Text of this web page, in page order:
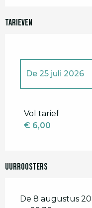
Tarieven
De 25 juli 2026
Vol tarief
€ 6,00
Uurroosters
De 8 augustus